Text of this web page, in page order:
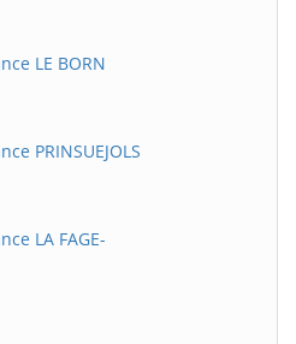
LE BORN
PRINSUEJOLS
LA FAGE-